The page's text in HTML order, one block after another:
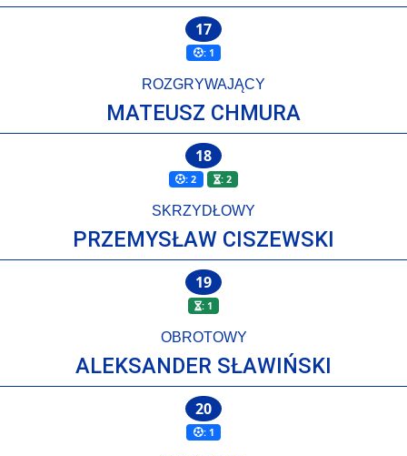
17
: 1
ROZGRYWAJĄCY
MATEUSZ CHMURA
18
: 2 : 2
SKRZYDŁOWY
PRZEMYSŁAW CISZEWSKI
19
: 1
OBROTOWY
ALEKSANDER SŁAWIŃSKI
20
: 1